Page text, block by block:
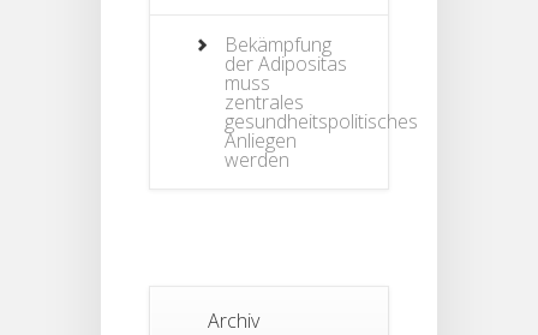
Bekämpfung
der Adipositas
muss
zentrales
gesundheitspolitisches
Anliegen
werden
Archiv